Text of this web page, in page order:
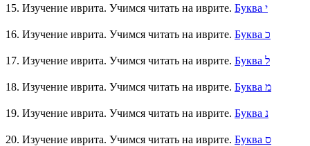
15. Изучение иврита. Учимся читать на иврите. Буква י
16. Изучение иврита. Учимся читать на иврите. Буква כ
17. Изучение иврита. Учимся читать на иврите. Буква ל
18. Изучение иврита. Учимся читать на иврите. Буква מ
19. Изучение иврита. Учимся читать на иврите. Буква נ
20. Изучение иврита. Учимся читать на иврите. Буква ס